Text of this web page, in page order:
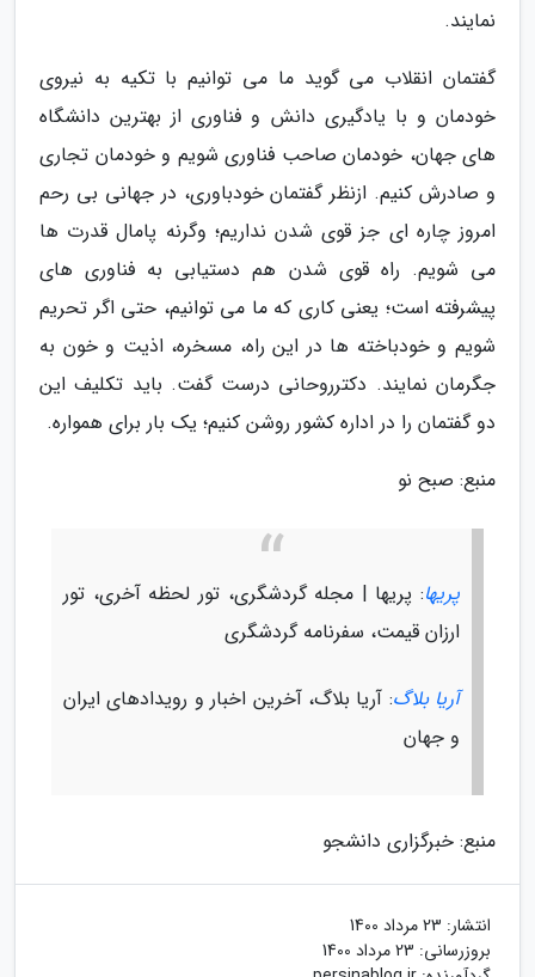
نمایند.
گفتمان انقلاب می گوید ما می توانیم با تکیه به نیروی
خودمان و با یادگیری دانش و فناوری از بهترین دانشگاه
های جهان، خودمان صاحب فناوری شویم و خودمان تجاری
و صادرش کنیم. ازنظر گفتمان خودباوری، در جهانی بی رحم
امروز چاره ای جز قوی شدن نداریم؛ وگرنه پامال قدرت ها
می شویم. راه قوی شدن هم دستیابی به فناوری های
پیشرفته است؛ یعنی کاری که ما می توانیم، حتی اگر تحریم
شویم و خودباخته ها در این راه، مسخره، اذیت و خون به
جگرمان نمایند. دکترروحانی درست گفت. باید تکلیف این
دو گفتمان را در اداره کشور روشن کنیم؛ یک بار برای همواره.
منبع: صبح نو
پریها: پریها | مجله گردشگری، تور لحظه آخری، تور
ارزان قیمت، سفرنامه گردشگری
آریا بلاگ: آریا بلاگ، آخرین اخبار و رویدادهای ایران
و جهان
منبع: خبرگزاری دانشجو
انتشار: 23 مرداد 1400
بروزرسانی: 23 مرداد 1400